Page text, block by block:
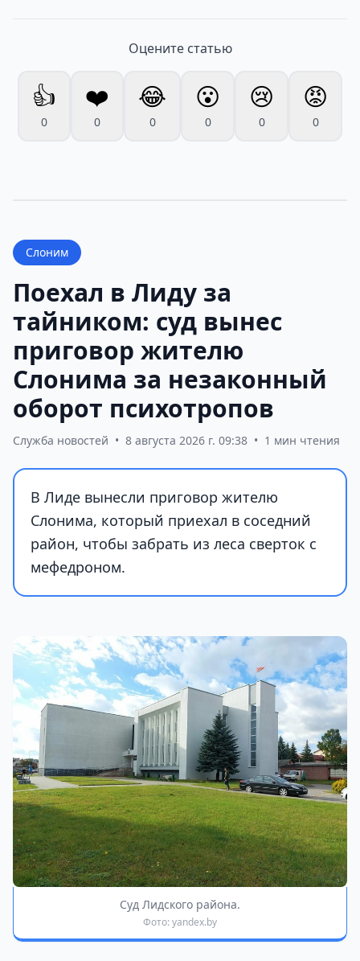
Оцените статью
👍
0
❤️
0
😂
0
😮
0
😢
0
😡
0
Слоним
Поехал в Лиду за
тайником: суд вынес
приговор жителю
Слонима за незаконный
оборот психотропов
Служба новостей • 8 августа 2026 г. 09:38 • 1 мин чтения
В Лиде вынесли приговор жителю
Слонима, который приехал в соседний
район, чтобы забрать из леса сверток с
мефедроном.
Суд Лидского района.
Фото: yandex.by